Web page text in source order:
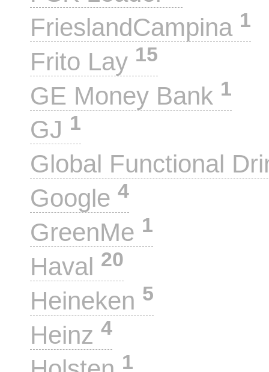
FrieslandCampina 1
Frito Lay 15
GE Money Bank 1
GJ 1
Global Functional
Google 4
GreenMe 1
Haval 20
Heineken 5
Heinz 4
1